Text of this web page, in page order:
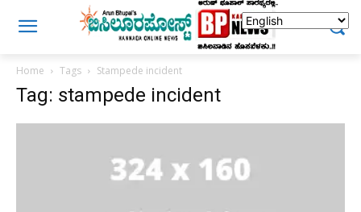
Home Tags Stampede incident
Tag: stampede incident